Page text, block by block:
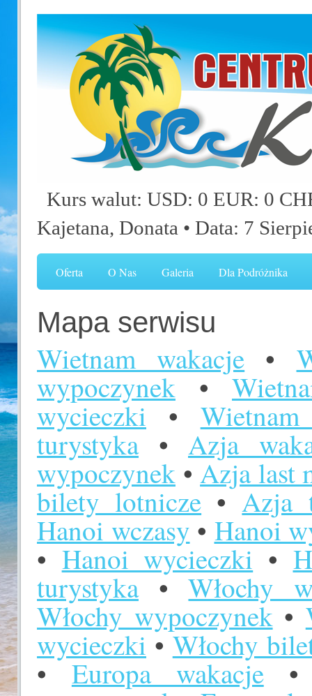
Kurs walut: USD: 0 EUR: 0
Kajetana, Donata • Data: 7
Oferta O Nas Galeria Dla Podróżnika
Mapa serwisu
Wietnam wakacje •
wypoczynek •
wycieczki •
turystyka• Azja
wypoczynek •Azja last
bilety lotnicze •Azja
Hanoi wczasy • Hanoi
• Hanoi wycieczki •
turystyka•Włochy
Włochy wypoczynek•
wycieczki •Włochy
• Europa wakacje